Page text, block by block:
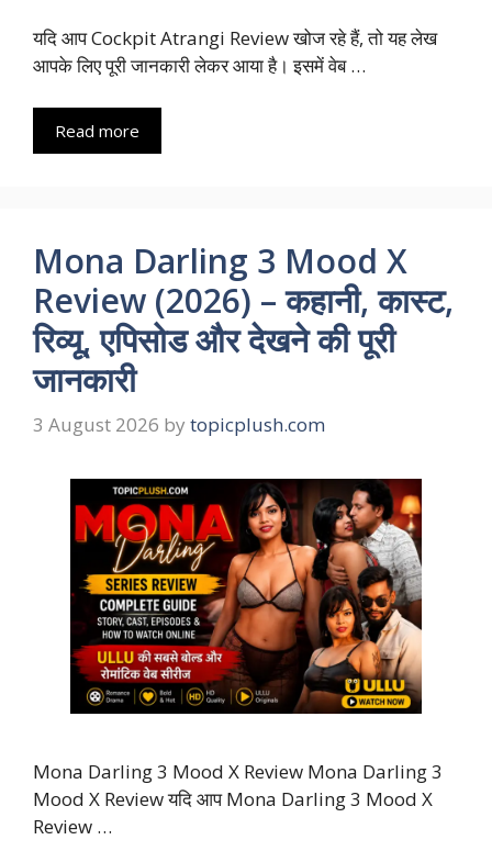
यदि आप Cockpit Atrangi Review खोज रहे हैं, तो यह लेख
आपके लिए पूरी जानकारी लेकर आया है। इसमें वेब …
Read more
Mona Darling 3 Mood X
Review (2026) – कहानी, कास्ट,
रिव्यू, एपिसोड और देखने की पूरी
जानकारी
3 August 2026 by topicplush.com
Mona Darling 3 Mood X Review Mona Darling 3
Mood X Review यदि आप Mona Darling 3 Mood X
Review …